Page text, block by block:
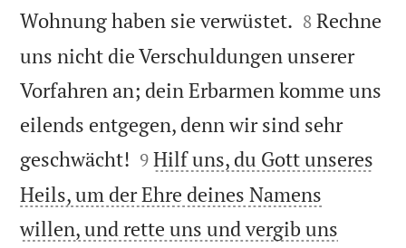
Wohnung haben sie verwüstet. 

8 Rechne
uns nicht die Verschuldungen unserer
Vorfahren an; dein Erbarmen komme uns
eilends entgegen, denn wir sind sehr
geschwächt! 

9 Hilf uns, du Gott unseres
Heils, um der Ehre deines Namens
willen, und rette uns und vergib uns